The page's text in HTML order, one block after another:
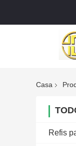
Casa
Refis